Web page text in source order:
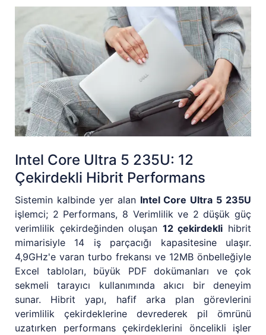
Intel Core Ultra 5 235U: 12
Çekirdekli Hibrit Performans
Sistemin kalbinde yer alan Intel Core Ultra 5 235U
işlemci; 2 Performans, 8 Verimlilik ve 2 düşük güç
verimlilik çekirdeğinden oluşan 12 çekirdekli hibrit
mimarisiyle 14 iş parçacığı kapasitesine ulaşır.
4,9GHz'e varan turbo frekansı ve 12MB önbelleğiyle
Excel tabloları, büyük PDF dokümanları ve çok
sekmeli tarayıcı kullanımında akıcı bir deneyim
sunar. Hibrit yapı, hafif arka plan görevlerini
verimlilik çekirdeklerine devrederek pil ömrünü
uzatırken performans çekirdeklerini öncelikli işler